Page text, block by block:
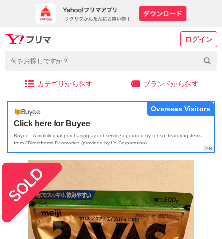
ログイン
カテゴリから探す ブランドから探す
Click here for Buyee
Buyee - A multilingual purchasing agent service operated by tenso, featuring items
from JDirectItems Fleamarket (provided by LY Corporation)
Overseas Visitors